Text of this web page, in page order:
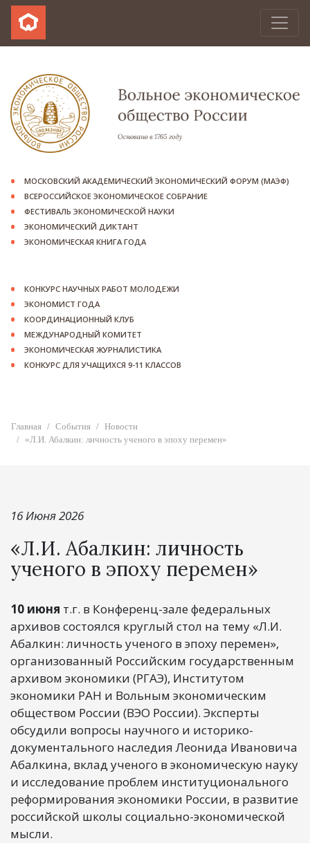
МОСКОВСКИЙ АКАДЕМИЧЕСКИЙ ЭКОНОМИЧЕСКИЙ ФОРУМ (МАЭФ)
ВСЕРОССИЙСКОЕ ЭКОНОМИЧЕСКОЕ СОБРАНИЕ
ФЕСТИВАЛЬ ЭКОНОМИЧЕСКОЙ НАУКИ
ЭКОНОМИЧЕСКИЙ ДИКТАНТ
ЭКОНОМИЧЕСКАЯ КНИГА ГОДА
КОНКУРС НАУЧНЫХ РАБОТ МОЛОДЕЖИ
ЭКОНОМИСТ ГОДА
КООРДИНАЦИОННЫЙ КЛУБ
МЕЖДУНАРОДНЫЙ КОМИТЕТ
ЭКОНОМИЧЕСКАЯ ЖУРНАЛИСТИКА
КОНКУРС ДЛЯ УЧАЩИХСЯ 9-11 КЛАССОВ
Главная События
Новости
«Л.И. Абалкин: личность ученого в эпоху перемен»
16 Июня 2026
«Л.И. Абалкин: личность
ученого в эпоху перемен»
10 июня т.г. в Конференц-зале федеральных
архивов состоялся круглый стол на тему «Л.И.
Абалкин: личность ученого в эпоху перемен»,
организованный Российским государственным
архивом экономики (РГАЭ), Институтом
экономики РАН и Вольным экономическим
обществом России (ВЭО России). Эксперты
обсудили вопросы научного и историко-
документального наследия Леонида Ивановича
Абалкина, вклад ученого в экономическую науку
и исследование проблем институционального
реформирования экономики России, в развитие
российской школы социально-экономической
мысли.